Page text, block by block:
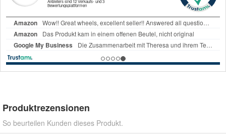
Produktrezensionen
So beurteilen Kunden dieses Produkt.